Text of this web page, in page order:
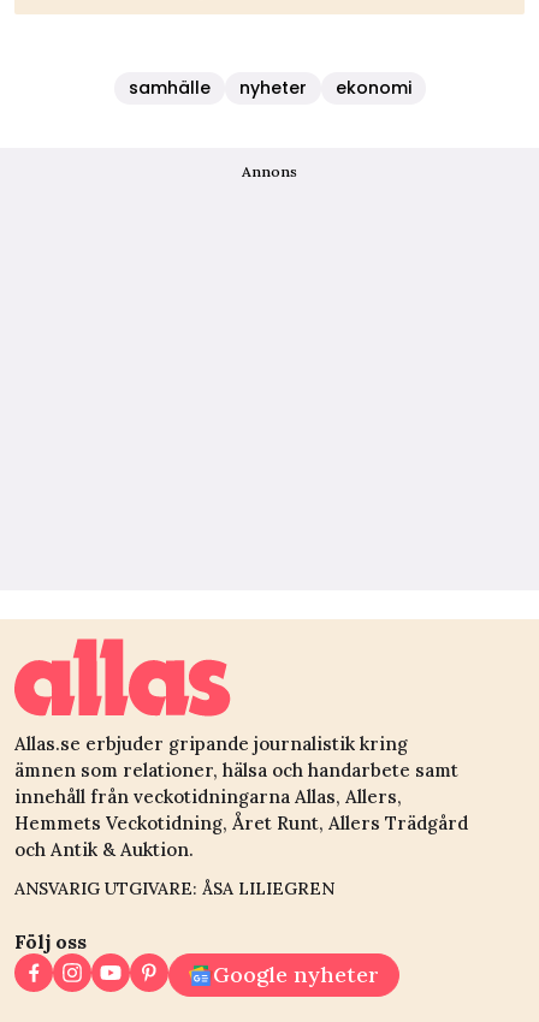
samhälle nyheter ekonomi
Annons
Allas.se erbjuder gripande journalistik kring
ämnen som relationer, hälsa och handarbete samt
innehåll från veckotidningarna Allas, Allers,
Hemmets Veckotidning, Året Runt, Allers Trädgård
och Antik & Auktion.
ANSVARIG UTGIVARE: ÅSA LILIEGREN
Följ oss
Google nyheter